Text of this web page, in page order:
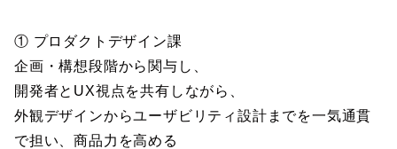
① プロダクトデザイン課
企画・構想段階から関与し、
開発者とUX視点を共有しながら、
外観デザインからユーザビリティ設計までを一気通貫
で担い、商品力を高める